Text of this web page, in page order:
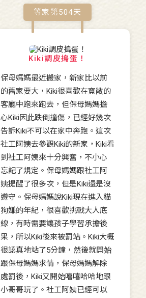
等家第504天
Kiki調皮搗蛋！
保母媽媽最近搬家，新家比以前
的舊家要大，Kiki很喜歡在寬敞的
客廳中跑來跑去，但保母媽媽擔
心Kiki因此跌倒撞傷，已經好幾次
告訴Kiki不可以在家中奔跑。這次
社工阿姨去參觀Kiki的新家，Kiki看
到社工阿姨來十分興奮，不小心
忘記了規定。保母媽媽跟社工阿
姨提醒了很多次，但是Kiki還是沒
遵守。保母媽媽說Kiki現在進入貓
狗嫌的年紀，很喜歡挑戰大人底
線，有時需要讓孩子學習承擔後
果，所以Kiki後來被罰站。Kiki大概
很認真地站了5分鐘，然後就開始
跟保母媽媽求情，保母媽媽解除
處罰後，Kiki又開始嘻嘻哈哈地跟
小哥哥玩了。社工阿姨已經可以